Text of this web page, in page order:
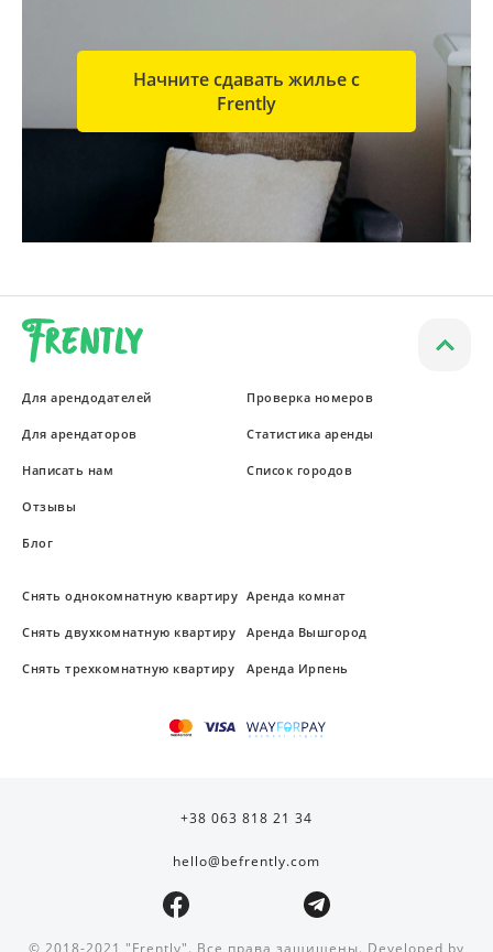
Начните сдавать жилье с
Frently
Для арендодателей
Для арендаторов
Написать нам
Отзывы
Блог
Проверка номеров
Статистика аренды
Список городов
Снять однокомнатную квартиру
Снять двухкомнатную квартиру
Снять трехкомнатную квартиру
Аренда комнат
Аренда Вышгород
Аренда Ирпень
+38 063 818 21 34
hello@befrently.com
© 2018-2021 "Frently". Все права защищены. Developed by